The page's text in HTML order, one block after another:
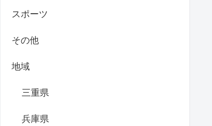
スポーツ
その他
地域
三重県
兵庫県